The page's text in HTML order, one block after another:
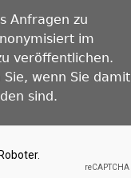
Anfragen zu
im
veröffentlichen.
wenn Sie damit
sind.